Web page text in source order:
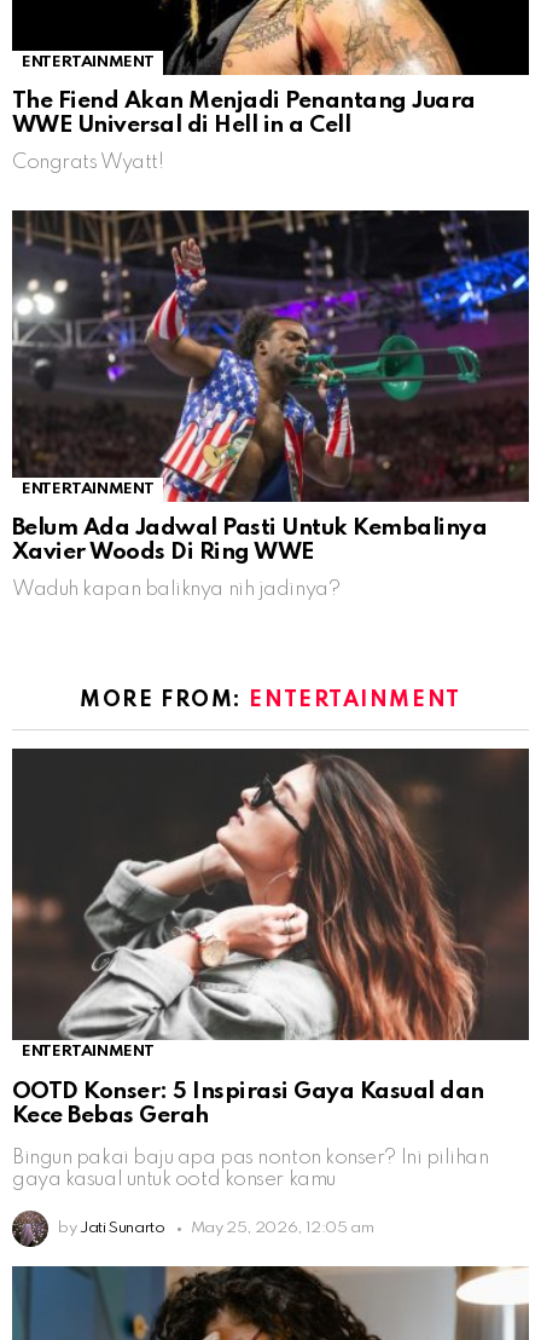
ENTERTAINMENT
The Fiend Akan Menjadi Penantang Juara
WWE Universal di Hell in a Cell
Congrats Wyatt!
ENTERTAINMENT
Belum Ada Jadwal Pasti Untuk Kembalinya
Xavier Woods Di Ring WWE
Waduh kapan baliknya nih jadinya?
MORE FROM: ENTERTAINMENT
ENTERTAINMENT
OOTD Konser: 5 Inspirasi Gaya Kasual dan
Kece Bebas Gerah
Bingun pakai baju apa pas nonton konser? Ini pilihan
gaya kasual untuk ootd konser kamu
by Jati Sunarto May 25, 2026, 12:05 am